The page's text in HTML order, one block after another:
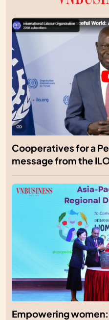
Cooperatives for a
message from the
Empowering